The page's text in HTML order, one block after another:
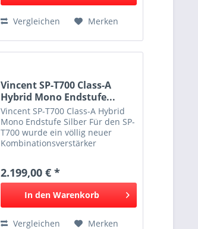
Vergleichen Merken
Vincent SP-T700 Class-A
Hybrid Mono Endstufe...
Vincent SP-T700 Class-A Hybrid
Mono Endstufe Silber Für den SP-
T700 wurde ein völlig neuer
Kombinationsverstärker
Transistoren in neuartiger Weise
nutzt und zu einem
harmonischen...
2.199,00 € *
In den Warenkorb
Vergleichen Merken